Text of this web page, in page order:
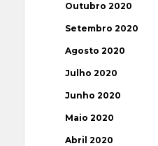
Outubro 2020
Setembro 2020
Agosto 2020
Julho 2020
Junho 2020
Maio 2020
Abril 2020